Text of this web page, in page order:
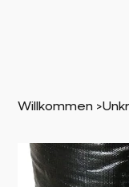
Willkommen >